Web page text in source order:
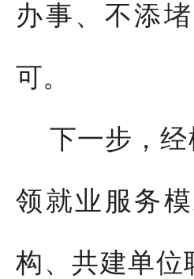
办事、不添
可。
下一步，
领就业服务
构、共建单位